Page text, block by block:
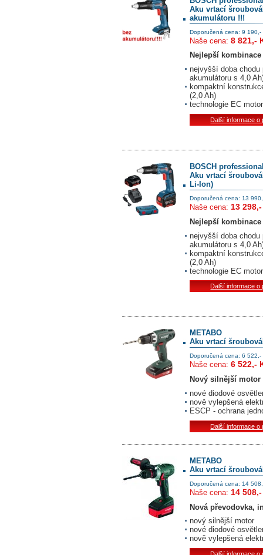
Aku vrtací
akumulátoru !!!
Doporučená cena: 9 190,-
Naše cena: 8 821,-
Nejlepší
nejvyšší doba chodu
akumulátoru s 4,0
kompaktní
(2,0 Ah)
technologie EC
Další informace o
BOSCH
Aku vrtací
Li-Ion)
Doporučená cena: 13
Naše cena: 13
Nejlepší
nejvyšší doba chodu
akumulátoru s 4,0
kompaktní
(2,0 Ah)
technologie EC
Další informace o
METABO
Aku vrtací
Doporučená cena: 6 522,-
Naše cena: 6 522,-
Nový silnější motor
nové diodové
nově vylepšená
ESCP - ochrana
Další informace o
METABO
Aku vrtací
Doporučená cena: 14
Naše cena: 14
Nová převodovka,
nový silnější motor
nové diodové
nově vylepšená